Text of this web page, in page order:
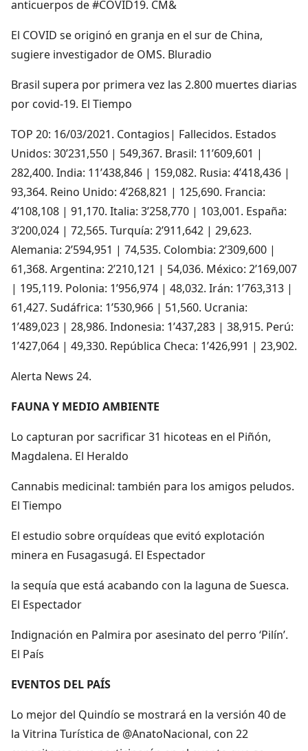
anticuerpos de #COVID19. CM&
El COVID se originó en granja en el sur de China,
sugiere investigador de OMS. Bluradio
Brasil supera por primera vez las 2.800 muertes diarias
por covid-19. El Tiempo
TOP 20: 16/03/2021. Contagios| Fallecidos. Estados
Unidos: 30’231,550 | 549,367. Brasil: 11’609,601 |
282,400. India: 11’438,846 | 159,082. Rusia: 4’418,436 |
93,364. Reino Unido: 4’268,821 | 125,690. Francia:
4’108,108 | 91,170. Italia: 3’258,770 | 103,001. España:
3’200,024 | 72,565. Turquía: 2’911,642 | 29,623.
Alemania: 2’594,951 | 74,535. Colombia: 2’309,600 |
61,368. Argentina: 2’210,121 | 54,036. México: 2’169,007
| 195,119. Polonia: 1’956,974 | 48,032. Irán: 1’763,313 |
61,427. Sudáfrica: 1’530,966 | 51,560. Ucrania:
1’489,023 | 28,986. Indonesia: 1’437,283 | 38,915. Perú:
1’427,064 | 49,330. República Checa: 1’426,991 | 23,902.
Alerta News 24.
FAUNA Y MEDIO AMBIENTE
Lo capturan por sacrificar 31 hicoteas en el Piñón,
Magdalena. El Heraldo
Cannabis medicinal: también para los amigos peludos.
El Tiempo
El estudio sobre orquídeas que evitó explotación
minera en Fusagasugá. El Espectador
la sequía que está acabando con la laguna de Suesca.
El Espectador
Indignación en Palmira por asesinato del perro ‘Pilín’.
El País
EVENTOS DEL PAÍS
Lo mejor del Quindío se mostrará en la versión 40 de
la Vitrina Turística de @AnatoNacional, con 22